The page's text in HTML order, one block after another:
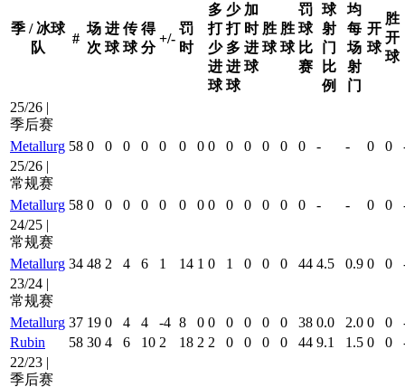
季 / 冰球
队
#
场
次
进
球
传
球
得
分
+/-
罚
时
多
打
少
进
球
少
打
多
进
球
加
时
进
球
胜
球
胜
球
罚
球
比
赛
球
射
门
比
例
均
每
场
射
门
开
球
胜
开
球
25/26 |
季后赛
Metallurg 58 0 0 0 0 0 0 0 0 0 0 0 0 0 - - 0 0
25/26 |
常规赛
Metallurg 58 0 0 0 0 0 0 0 0 0 0 0 0 0 - - 0 0
24/25 |
常规赛
Metallurg 34 48 2 4 6 1 14 1 0 1 0 0 0 44 4.5 0.9 0 0
23/24 |
常规赛
Metallurg 37 19 0 4 4 -4 8 0 0 0 0 0 0 38 0.0 2.0 0 0
Rubin
58 30 4 6 10 2 18 2 2 0 0 0 0 44 9.1 1.5 0 0
22/23 |
季后赛